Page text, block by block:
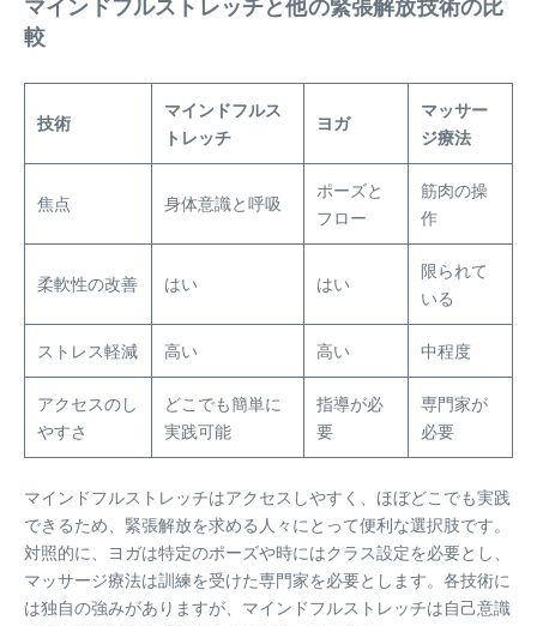
較
技術
マインドフルス
トレッチ
ヨガ
マッサー
ジ療法
焦点 身体意識と呼吸
ポーズと
フロー
筋肉の操
作
柔軟性の改善 はい はい
限られて
いる
ストレス軽減 高い 高い 中程度
アクセスのし
やすさ
どこでも簡単に
実践可能
指導が必
要
専門家が
必要
マインドフルストレッチはアクセスしやすく、ほぼどこでも実践
できるため、緊張解放を求める人々にとって便利な選択肢です。
対照的に、ヨガは特定のポーズや時にはクラス設定を必要とし、
マッサージ療法は訓練を受けた専門家を必要とします。各技術に
は独自の強みがありますが、マインドフルストレッチは自己意識